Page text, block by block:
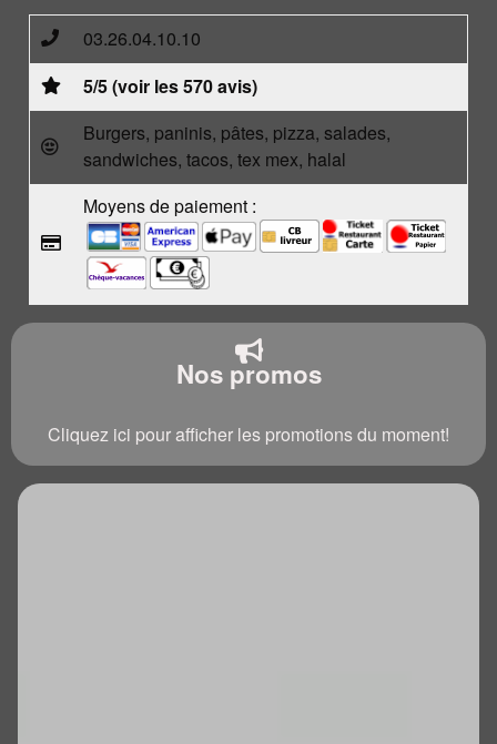
03.26.04.10.10
5/5 (voir les 570 avis)
Burgers, paninis, pâtes, pizza, salades,
sandwiches, tacos, tex mex, halal
Moyens de paiement :
Nos promos
Cliquez ici pour afficher les promotions du moment!